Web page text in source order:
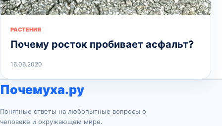
РАСТЕНИЯ
Почему росток пробивает асфальт?
16.06.2020
Почемуха.ру
Понятные ответы на любопытные вопросы о
человеке и окружающем мире.